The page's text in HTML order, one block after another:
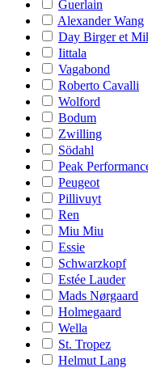
Guerlain
Alexander Wang
Day Birger et
Iittala
Vagabond
Roberto Cavalli
Wolford
Bodum
Zwilling
Södahl
Peak
Peugeot
Pillivuyt
Ren
Miu Miu
Essie
Schwarzkopf
Estée Lauder
Mads Nørgaard
Holmegaard
Wella
St. Tropez
Helmut Lang